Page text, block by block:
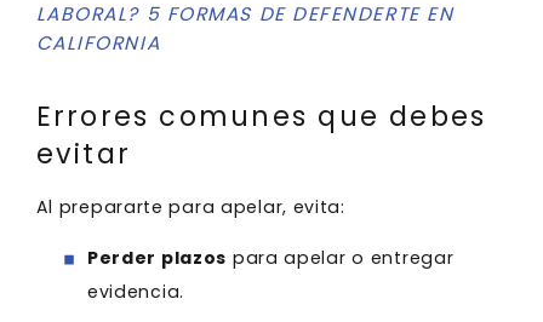
LABORAL? 5 FORMAS DE DEFENDERTE EN
CALIFORNIA
Errores comunes que debes
evitar
Al prepararte para apelar, evita:
Perder plazos para apelar o entregar
evidencia.